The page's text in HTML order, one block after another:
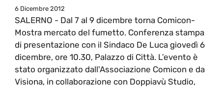
6 Dicembre 2012
SALERNO - Dal 7 al 9 dicembre torna Comicon-
Mostra mercato del fumetto. Conferenza stampa
di presentazione con il Sindaco De Luca giovedì 6
dicembre, ore 10.30, Palazzo di Città. L’evento è
stato organizzato dall'Associazione Comicon e da
Visiona, in collaborazione con Doppiavù Studio,